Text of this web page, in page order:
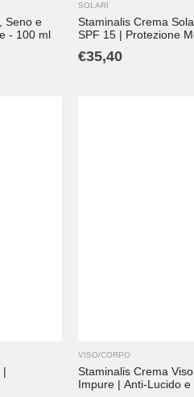
Seno e
- 100 ml
SOLARI
Staminalis Crema
SPF 15 | Protezione
€35,40
|
VISO/CORPO
Staminalis Crema
Impure | Anti-Lucido